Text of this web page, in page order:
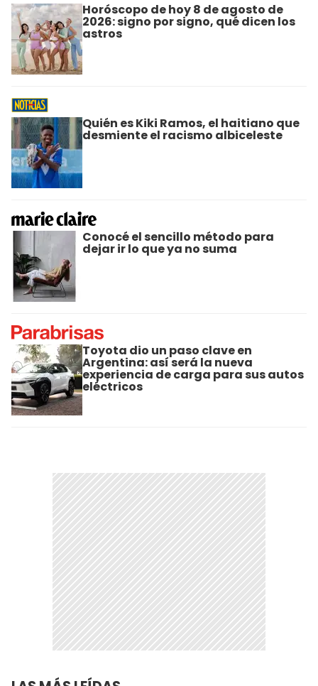
Horóscopo de hoy 8 de agosto de
2026: signo por signo, qué dicen los
astros
Quién es Kiki Ramos, el haitiano que
desmiente el racismo albiceleste
Conocé el sencillo método para
dejar ir lo que ya no suma
Toyota dio un paso clave en
Argentina: así será la nueva
experiencia de carga para sus autos
eléctricos